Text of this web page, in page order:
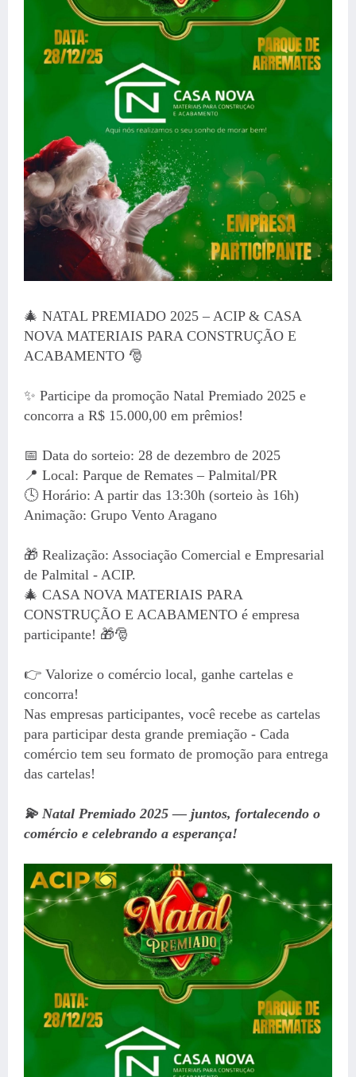
🎄 NATAL PREMIADO 2025 – ACIP & CASA
NOVA MATERIAIS PARA CONSTRUÇÃO E
ACABAMENTO 🎅
✨ Participe da promoção Natal Premiado 2025 e
concorra a R$ 15.000,00 em prêmios!
📅 Data do sorteio: 28 de dezembro de 2025
📍 Local: Parque de Remates – Palmital/PR
🕓 Horário: A partir das 13:30h (sorteio às 16h)
Animação: Grupo Vento Aragano
🎁 Realização: Associação Comercial e Empresarial
de Palmital - ACIP.
🎄 CASA NOVA MATERIAIS PARA
CONSTRUÇÃO E ACABAMENTO é empresa
participante! 🎁🎅
👉 Valorize o comércio local, ganhe cartelas e
concorra!
Nas empresas participantes, você recebe as cartelas
para participar desta grande premiação - Cada
comércio tem seu formato de promoção para entrega
das cartelas!
💫 Natal Premiado 2025 — juntos, fortalecendo o
comércio e celebrando a esperança!